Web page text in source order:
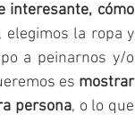
interesante, cómo
elegimos la ropa y
a peinarnos y/o
es mostrar
persona, o lo que